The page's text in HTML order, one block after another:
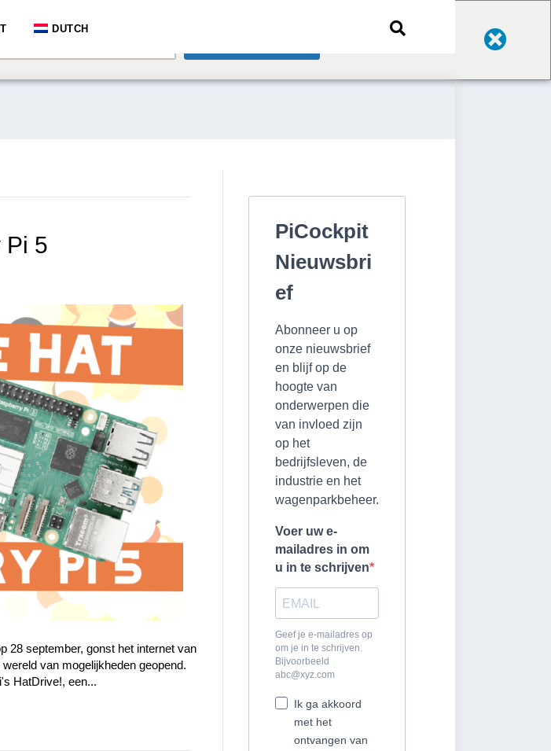
English
DUTCH
Pi 5
28 september, gonst het internet van
van mogelijkheden geopend.
HatDrive!, een...
PiCockpit
Nieuwsbri
ef
Abonneer u op
onze nieuwsbrief
en blijf op de
hoogte van
onderwerpen die
van invloed zijn
op het
bedrijfsleven, de
industrie en het
wagenparkbeheer.
Voer uw e-
mailadres in om
u in te schrijven
Geef je e-mailadres op
om je in te schrijven.
Bijvoorbeeld
abc@xyz.com
Ik ga akkoord
met het
ontvangen van